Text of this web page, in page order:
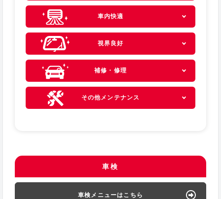
車内快適
視界良好
補修・修理
その他メンテナンス
車検
車検メニューはこちら